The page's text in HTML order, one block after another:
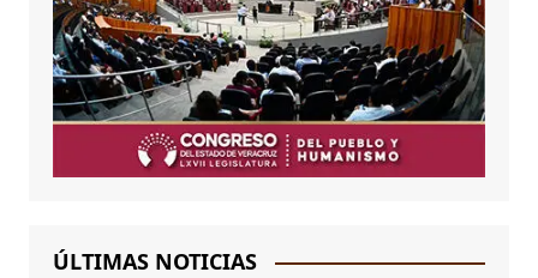
ÚLTIMAS NOTICIAS